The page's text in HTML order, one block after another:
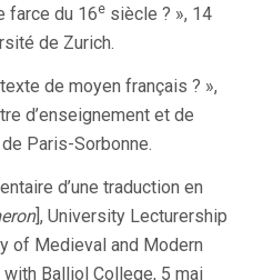
farce du 16e siècle ? », 14
de Zurich.
de moyen français ? »,
d’enseignement et de
Paris-Sorbonne.
d’une traduction en
], University Lecturership
of Medieval and Modern
Balliol College, 5 mai